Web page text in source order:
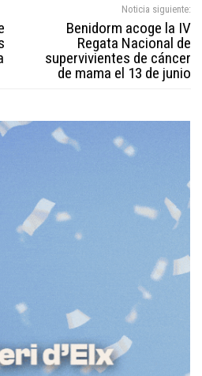
Noticia siguiente:
Benidorm acoge la IV
Regata Nacional de
supervivientes de cáncer
de mama el 13 de junio